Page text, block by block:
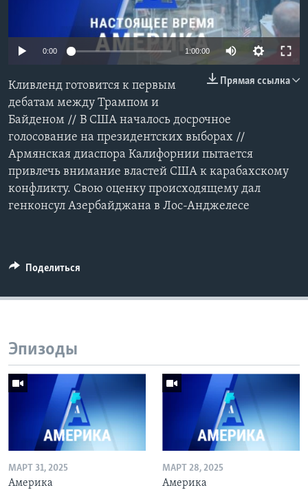
Learning English
Языки
0:00 1:00:00
Прямая ссылка
Кливленд готовится к первым
дебатам между Трампом и
Байденом // В США началось досрочное
голосование на президентских выборах //
Армянская диаспора Калифорнии пытается
привлечь внимание властей США к карабахскому
конфликту. Свою оценку происходящему дал
генконсул Азербайджана в Лос-Анджелесе
Поделиться
Эпизоды
МАРТ 31, 2025
Америка
МАРТ 28, 2025
Америка